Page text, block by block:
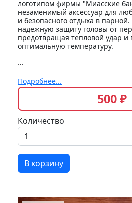
логотипом фирмы "Миасские
незаменимый аксессуар для
и безопасного отдыха в
надежную защиту головы от
предотвращая тепловой удар и
оптимальную температуру.
…
Подробнее...
500 ₽
Количество
В корзину